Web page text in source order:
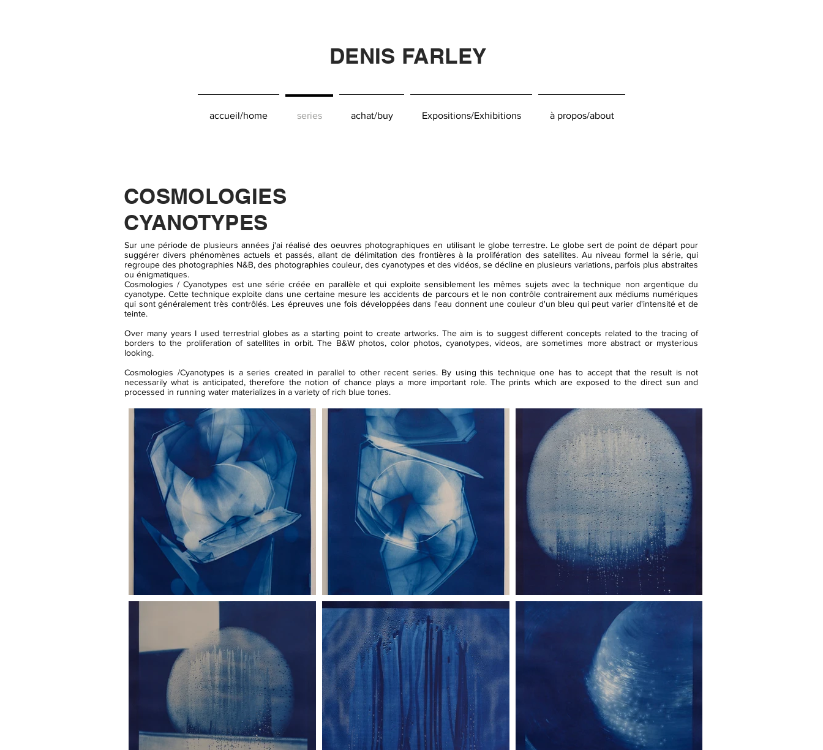
DENIS FARLEY
accueil/home series achat/buy Expositions/Exhibitions à propos/about
COSMOLOGIES
CYANOTYPES
Sur une période de plusieurs années j'ai réalisé des oeuvres photographiques en utilisant le globe terrestre. Le globe sert de point de départ pour
suggérer divers phénomènes actuels et passés, allant de délimitation des frontières à la prolifération des satellites. Au niveau formel la série, qui
regroupe des photographies N&B, des photographies couleur, des cyanotypes et des vidéos, se décline en plusieurs variations, parfois plus abstraites
ou énigmatiques.
Cosmologies / Cyanotypes est une série créée en parallèle et qui exploite sensiblement les mêmes sujets avec la technique non argentique du
cyanotype. Cette technique exploite dans une certaine mesure les accidents de parcours et le non contrôle contrairement aux médiums numériques
qui sont généralement très contrôlés. Les épreuves une fois développées dans l'eau donnent une couleur d'un bleu qui peut varier d'intensité et de
teinte.
Over many years I used terrestrial globes as a starting point to create artworks. The aim is to suggest different concepts related to the tracing of
borders to the proliferation of satellites in orbit. The B&W photos, color photos, cyanotypes, videos, are sometimes more abstract or mysterious
looking.
Cosmologies /Cyanotypes is a series created in parallel to other recent series. By using this technique one has to accept that the result is not
necessarily what is anticipated, therefore the notion of chance plays a more important role. The prints which are exposed to the direct sun and
processed in running water materializes in a variety of rich blue tones.